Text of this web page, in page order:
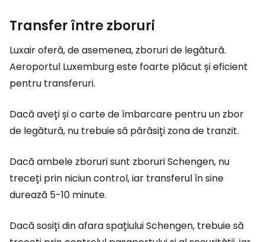
Transfer între zboruri
Luxair oferă, de asemenea, zboruri de legătură.
Aeroportul Luxemburg este foarte plăcut și eficient
pentru transferuri.
Dacă aveți și o carte de îmbarcare pentru un zbor
de legătură, nu trebuie să părăsiți zona de tranzit.
Dacă ambele zboruri sunt zboruri Schengen, nu
treceți prin niciun control, iar transferul în sine
durează 5-10 minute.
Dacă sosiți din afara spațiului Schengen, trebuie să